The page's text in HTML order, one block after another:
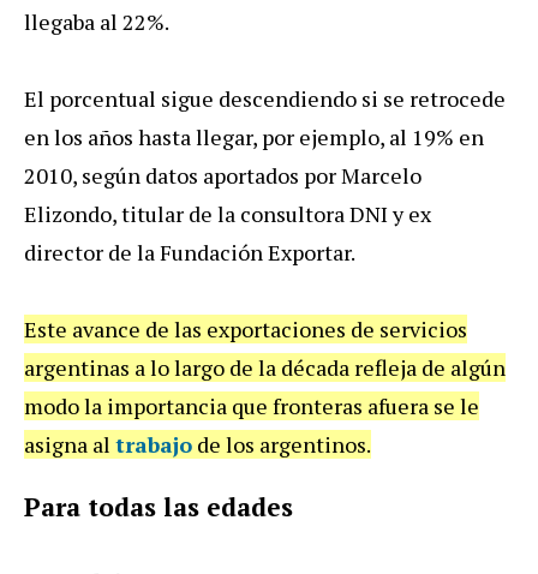
llegaba al 22%.
El porcentual sigue descendiendo si se retrocede
en los años hasta llegar, por ejemplo, al 19% en
2010, según datos aportados por Marcelo
Elizondo, titular de la consultora DNI y ex
director de la Fundación Exportar.
Este avance de las exportaciones de servicios
argentinas a lo largo de la década refleja de algún
modo la importancia que fronteras afuera se le
asigna al trabajo de los argentinos.
Para todas las edades